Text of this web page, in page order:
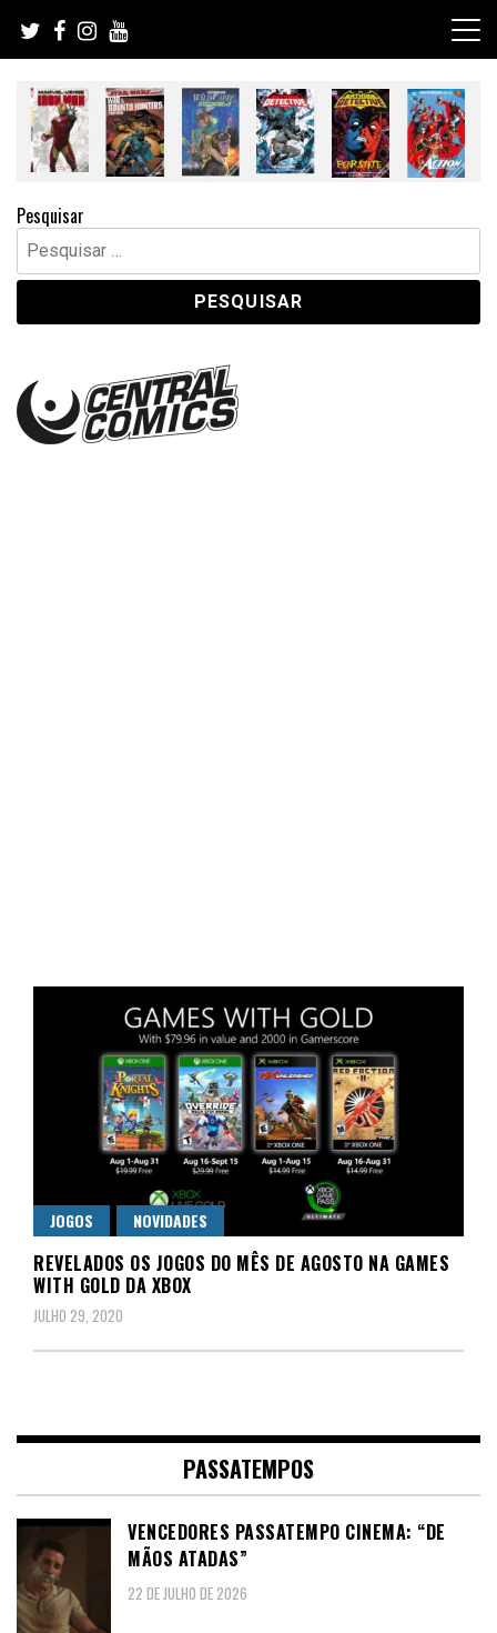
content
Pesquisar
Pesquisar
por:
Central Comics
JOGOS NOVIDADES
REVELADOS OS JOGOS DO MÊS DE AGOSTO NA GAMES
WITH GOLD DA XBOX
JULHO 29, 2020
PASSATEMPOS
VENCEDORES PASSATEMPO CINEMA: “DE
MÃOS ATADAS”
22 DE JULHO DE 2026